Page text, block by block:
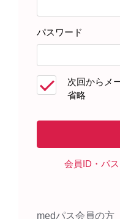
［EMP005］
パスワード
次回からメ
省略
会員ID・パ
medパス会員の方